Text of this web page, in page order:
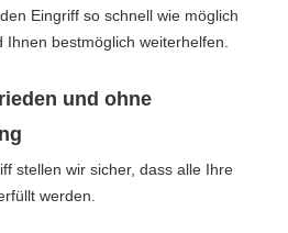
Eingriff so schnell wie möglich
Ihnen bestmöglich weiterhelfen.
und ohne
stellen wir sicher, dass alle Ihre
werden.